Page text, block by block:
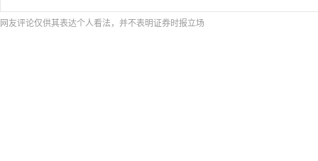
网友评论仅供其表达个人看法，并不表明证券时报立场